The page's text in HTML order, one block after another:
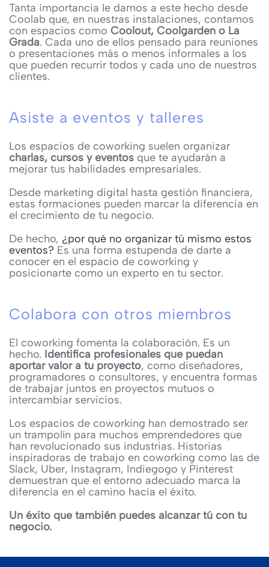
Tanta importancia le damos a este hecho desde
Coolab que, en nuestras instalaciones, contamos
con espacios como Coolout, Coolgarden o La
Grada. Cada uno de ellos pensado para reuniones
o presentaciones más o menos informales a los
que pueden recurrir todos y cada uno de nuestros
clientes.
Asiste a eventos y talleres
Los espacios de coworking suelen organizar
charlas, cursos y eventos que te ayudarán a
mejorar tus habilidades empresariales.
Desde marketing digital hasta gestión financiera,
estas formaciones pueden marcar la diferencia en
el crecimiento de tu negocio.
De hecho, ¿por qué no organizar tú mismo estos
eventos? Es una forma estupenda de darte a
conocer en el espacio de coworking y
posicionarte como un experto en tu sector.
Colabora con otros miembros
El coworking fomenta la colaboración. Es un
hecho. Identifica profesionales que puedan
aportar valor a tu proyecto, como diseñadores,
programadores o consultores, y encuentra formas
de trabajar juntos en proyectos mutuos o
intercambiar servicios.
Los espacios de coworking han demostrado ser
un trampolín para muchos emprendedores que
han revolucionado sus industrias. Historias
inspiradoras de trabajo en coworking como las de
Slack, Uber, Instagram, Indiegogo y Pinterest
demuestran que el entorno adecuado marca la
diferencia en el camino hacia el éxito.
Un éxito que también puedes alcanzar tú con tu
negocio.